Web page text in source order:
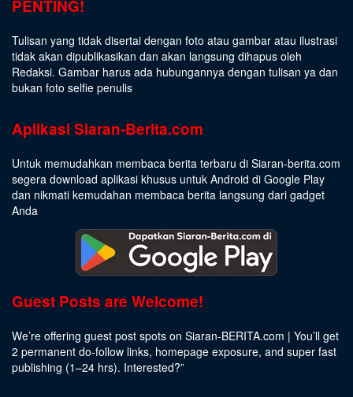
PENTING!
Tulisan yang tidak disertai dengan foto atau gambar atau ilustrasi
tidak akan dipublikasikan dan akan langsung dihapus oleh
Redaksi. Gambar harus ada hubungannya dengan tulisan ya dan
bukan foto selfie penulis
Aplikasi Siaran-Berita.com
Untuk memudahkan membaca berita terbaru di Siaran-berita.com
segera download aplikasi khusus untuk Android di Google Play
dan nikmati kemudahan membaca berita langsung dari gadget
Anda
Guest Posts are Welcome!
We’re offering guest post spots on Siaran-BERITA.com | You’ll get
2 permanent do-follow links, homepage exposure, and super fast
publishing (1–24 hrs). Interested?”